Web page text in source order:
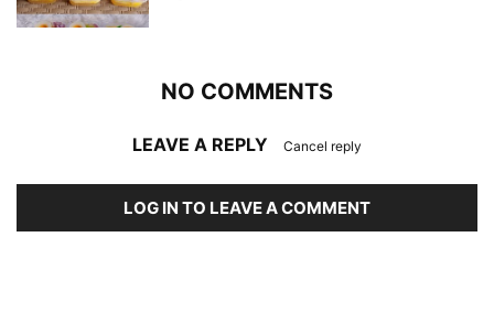
NO COMMENTS
LEAVE A REPLY Cancel reply
LOG IN TO LEAVE A COMMENT